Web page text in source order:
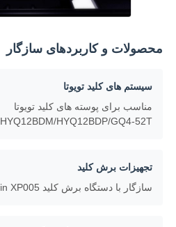
دربارهی ما
کارخانه تور
کنترل کیفیت
تماس با ما
محصولات و کاربردهای سازگار
سیستم های کلید تویوتا
مناسب برای پوسته های کلید تویوتا
HYQ12BDM/HYQ12BDP/GQ4-52T
تجهیزات برش کلید
سازگار با دستگاه برش کلید Xhorse Dolphin XP005